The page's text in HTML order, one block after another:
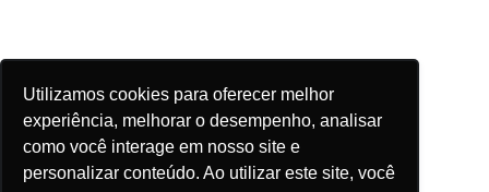
Utilizamos cookies para oferecer melhor
experiência, melhorar o desempenho, analisar
como você interage em nosso site e
personalizar conteúdo. Ao utilizar este site, você